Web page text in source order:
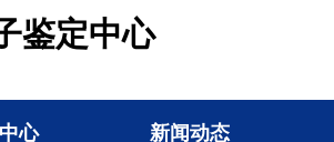
鉴定中心
心 新闻动态